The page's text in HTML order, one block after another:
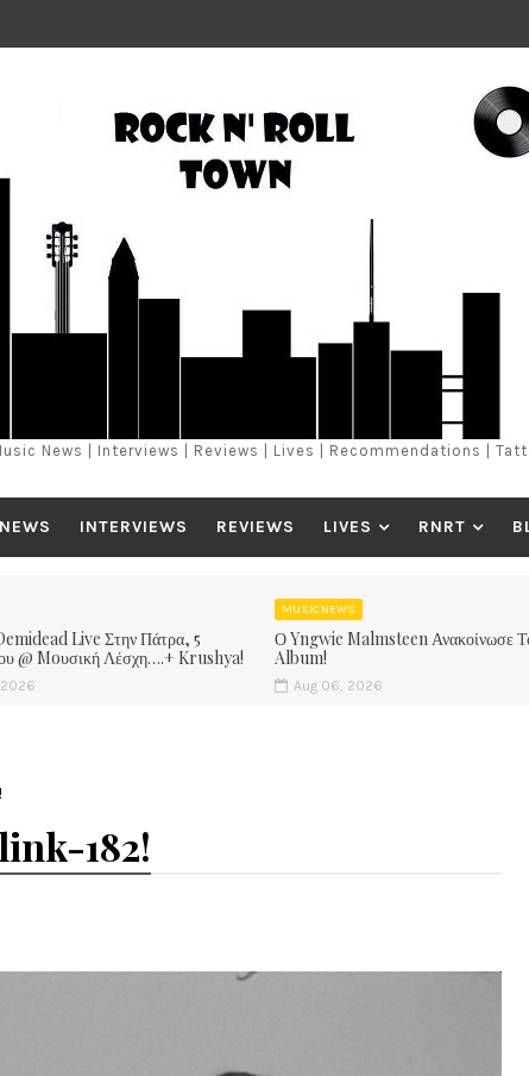
News | Interviews | Reviews | Lives | Recommendations |
INTERVIEWS REVIEWS LIVES RNRT
Live Στην Πάτρα, 5
@ Moυσική Λέσχη….+ Krushya!
MUSIC NEWS
Ο Yngwie Malmsteen Ανακοίνωσε
Album!
Aug 06, 2026
182!